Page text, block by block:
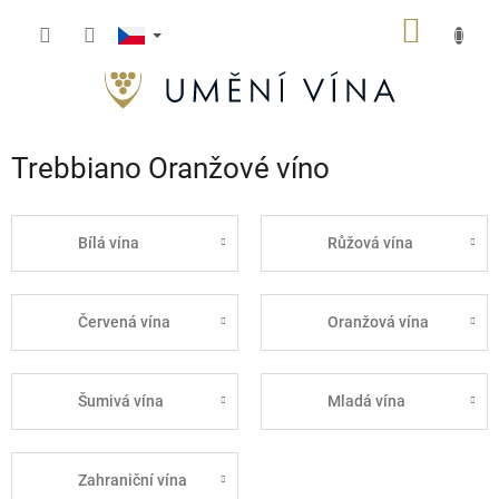
Trebbiano Oranžové víno
Bílá vína Růžová vína
Červená vína Oranžová vína
Šumivá vína Mladá vína
Zahraniční vína